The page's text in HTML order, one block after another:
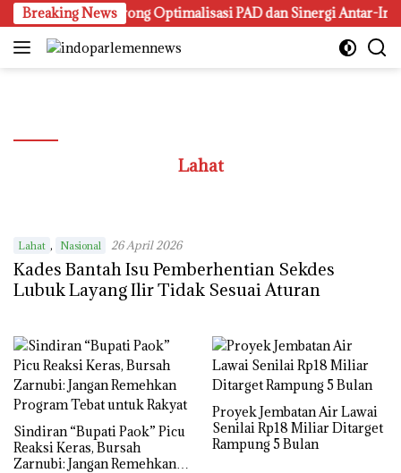
Langsung
ke
konten
Breaking News
APBD 2025: Dorong Optimalisasi PAD dan Sinergi Antar-
Lahat
Lahat , Nasional 26 April 2026
Kades Bantah Isu Pemberhentian Sekdes
Lubuk Layang Ilir Tidak Sesuai Aturan
Sindiran “Bupati Paok” Picu
Reaksi Keras, Bursah
Zarnubi: Jangan Remehkan
Proyek Jembatan Air Lawai
Senilai Rp18 Miliar Ditarget
Rampung 5 Bulan